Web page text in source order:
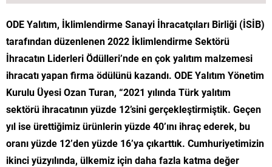
ODE Yalıtım, İklimlendirme Sanayi İhracatçıları Birliği (İSİB)
tarafından düzenlenen 2022 İklimlendirme Sektörü
İhracatın Liderleri Ödülleri’nde en çok yalıtım malzemesi
ihracatı yapan firma ödülünü kazandı. ODE Yalıtım Yönetim
Kurulu Üyesi Ozan Turan, “2021 yılında Türk yalıtım
sektörü ihracatının yüzde 12’sini gerçekleştirmiştik. Geçen
yıl ise ürettiğimiz ürünlerin yüzde 40’ını ihraç ederek, bu
oranı yüzde 12’den yüzde 16’ya çıkarttık. Cumhuriyetimizin
ikinci yüzyılında, ülkemiz için daha fazla katma değer